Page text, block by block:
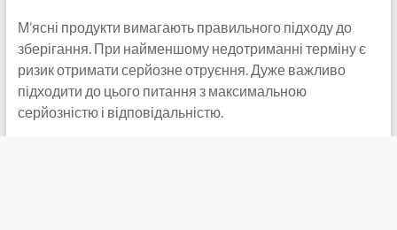
М’ясні продукти вимагають правильного підходу до
зберігання. При найменшому недотриманні терміну є
ризик отримати серйозне отруєння. Дуже важливо
підходити до цього питання з максимальною
серйозністю і відповідальністю.